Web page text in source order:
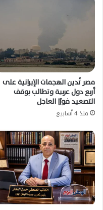
مصر تُدين الهجمات الإيرانية على
أربع دول عربية وتطالب بوقف
التصعيد فورًا العاجل
منذ 4 أسابيع